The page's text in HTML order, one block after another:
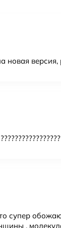
версия,
супер
,